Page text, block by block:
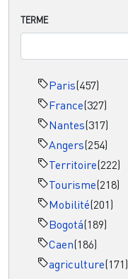
TERME
Paris(457)
France(327)
Nantes(317)
Angers(254)
Territoire(222)
Tourisme(218)
Mobilité(201)
Bogotá(189)
Caen(186)
agriculture(171)